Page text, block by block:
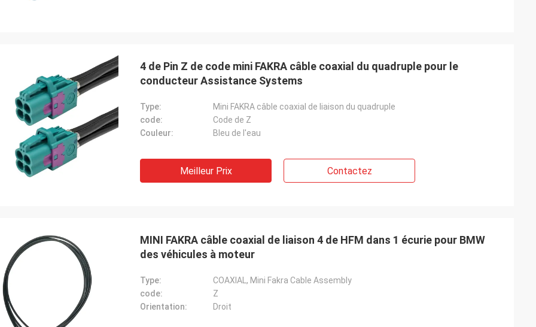
4 de Pin Z de code mini FAKRA câble coaxial du quadruple pour le
conducteur Assistance Systems
Type:
Mini FAKRA câble coaxial de liaison du quadruple
code:
Code de Z
Couleur:
Bleu de l'eau
Meilleur Prix Contactez
MINI FAKRA câble coaxial de liaison 4 de HFM dans 1 écurie pour BMW
des véhicules à moteur
Type:
COAXIAL, Mini Fakra Cable Assembly
code:
Z
Orientation:
Droit